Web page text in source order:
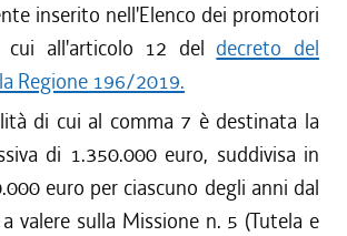
inserito nell'Elenco dei promotori
cui all'articolo 12 del decreto del
Regione 196/2019.
di cui al comma 7 è destinata la
di 1.350.000 euro, suddivisa in
euro per ciascuno degli anni dal
valere sulla Missione n. 5 (Tutela e